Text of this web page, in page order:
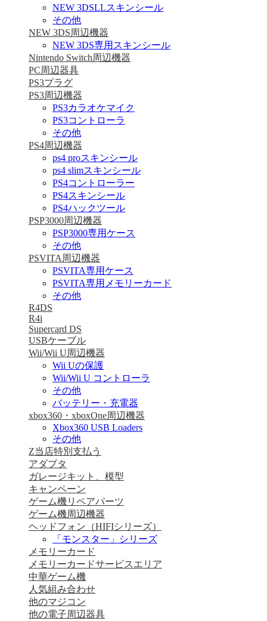
NEW 3DSLLスキンシール
その他
NEW 3DS周辺機器
NEW 3DS専用スキンシール
Nintendo Switch周辺機器
PC周辺器具
PS3プラグ
PS3周辺機器
PS3カラオケマイク
PS3コントローラ
その他
PS4周辺機器
ps4 proスキンシール
ps4 slimスキンシール
PS4コントローラー
PS4スキンシール
PS4ハックツール
PSP3000周辺機器
PSP3000専用ケース
その他
PSVITA周辺機器
PSVITA専用ケース
PSVITA専用メモリーカード
その他
R4DS
R4i
Supercard DS
USBケーブル
Wii/Wii U周辺機器
Wii Uの保護
Wii/Wii U コントローラ
その他
バッテリー・充電器
xbox360・xboxOne周辺機器
Xbox360 USB Loaders
その他
Z当店特別支払う
アダプタ
ガレージキット、模型
キャンペーン
ゲーム機リペアパーツ
ゲーム機周辺機器
ヘッドフォン（HIFIシリーズ）
「モンスター」シリーズ
メモリーカード
メモリーカードサービスエリア
中華ゲーム機
人気組み合わせ
他のマジコン
他の電子周辺器具